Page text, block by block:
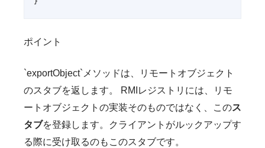
ポイント
`exportObject`メソッドは、リモートオブジェクト
のスタブを返します。 RMIレジストリには、リモ
ートオブジェクトの実装そのものではなく、このス
タブを登録します。クライアントがルックアップす
る際に受け取るのもこのスタブです。